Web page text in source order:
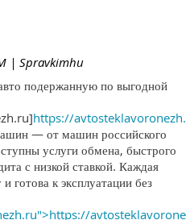
| Spravkimhu
подержанную по выгодной
https://
— от машин российского
услуги обмена, быстрого
с низкой ставкой. Каждая
готова к эксплуатации без